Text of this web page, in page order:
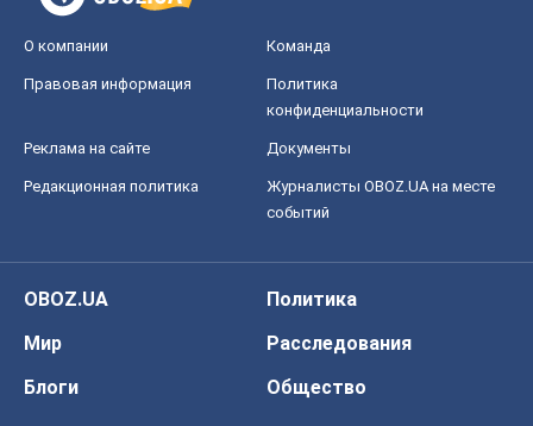
О компании Команда
Правовая информация
Политика
конфиденциальности
Реклама на сайте Документы
Редакционная политика
Журналисты OBOZ.UA на месте
событий
OBOZ.UA
Политика
Мир
Расследования
Блоги
Общество